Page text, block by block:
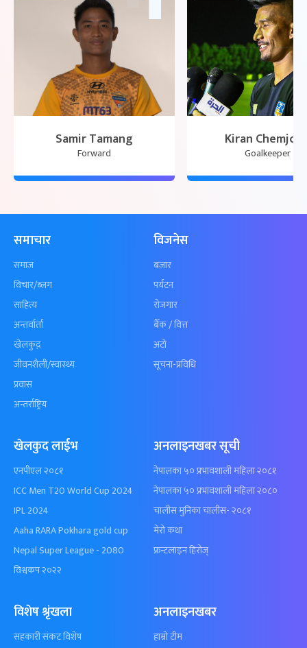
Samir Tamang
Forward
Kiran
Goalkeeper
समाचार
समाज
विचार/ब्लग
साहित्य
अन्तर्वार्ता
खेलकुद़़
जीवनशैली/स्वास्थ्य
प्रवास
अन्तर्राष्ट्रिय
विजनेस
बजार
पर्यटन
रोजगार
बैँक / वित्त
अटो
सूचना-प्रविधि
खेलकुद लाईभ
एनपीएल २०८१
ICC Men T20 World Cup 2024
IPL 2024
Aaha RARA Pokhara gold cup
Nepal Super League - 2080
विश्वकप २०२२
अनलाइनखबर सूची
नेपालका ५० प्रभावशाली महिला २०८१
नेपालका ५० प्रभावशाली महिला २०८०
चालीस मुनिका चालीस- २०८१
मेरो कथा
फ्रन्टलाइन हिरोज्
विशेष श्रृंखला
सहकारी संकट विशेष
अनलाइनखबर
हाम्रो टीम